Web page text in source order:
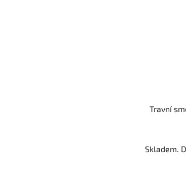
Travní
Skladem.